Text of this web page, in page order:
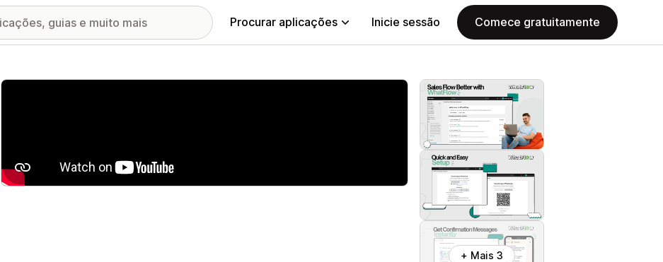
Procurar aplicações Inicie sessão Comece gratuitamente
Galeria de imagens em destaque
+ Mais 3